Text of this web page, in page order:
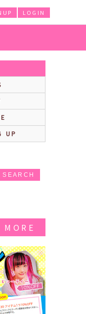
LOGIN
んこたちが可愛い♡
UP
SEARCH
MORE